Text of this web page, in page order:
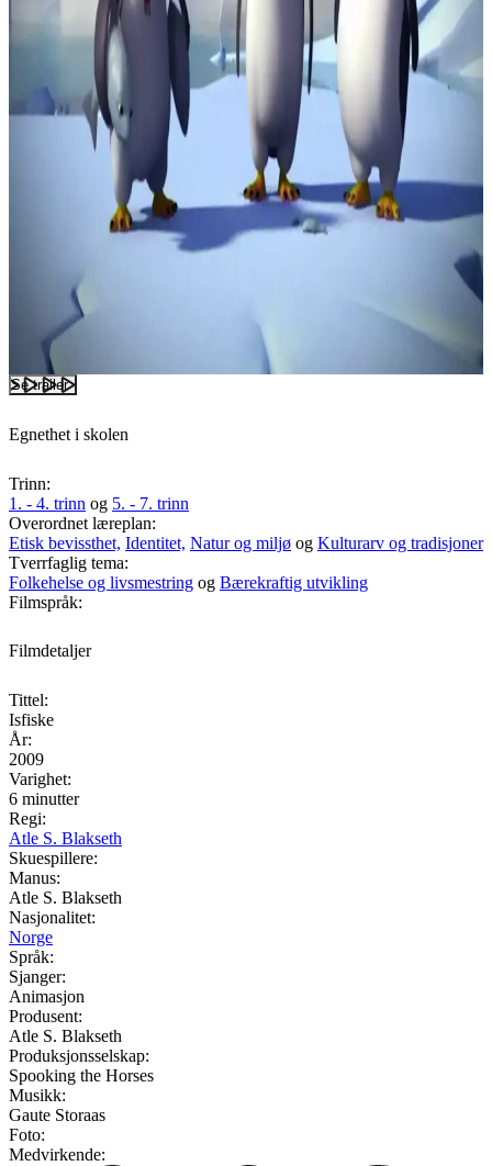
Se trailer
Egnethet i skolen
Trinn:
1. - 4. trinn og 5. - 7. trinn
Overordnet læreplan:
Etisk bevissthet, Identitet, Natur og miljø og Kulturarv og tradisjoner
Tverrfaglig tema:
Folkehelse og livsmestring og Bærekraftig utvikling
Filmspråk:
Filmdetaljer
Tittel:
Isfiske
År:
2009
Varighet:
6 minutter
Regi:
Atle S. Blakseth
Skuespillere:
Manus:
Atle S. Blakseth
Nasjonalitet:
Norge
Språk:
Sjanger:
Animasjon
Produsent:
Atle S. Blakseth
Produksjonsselskap:
Spooking the Horses
Musikk:
Gaute Storaas
Foto:
Medvirkende: